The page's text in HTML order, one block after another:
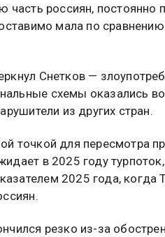
часть россиян,
мала по
Снетков —
схемы оказались
из других стран.
точкой для пересмотра
в 2025 году турпоток,
2025 года, когда
резко из-за